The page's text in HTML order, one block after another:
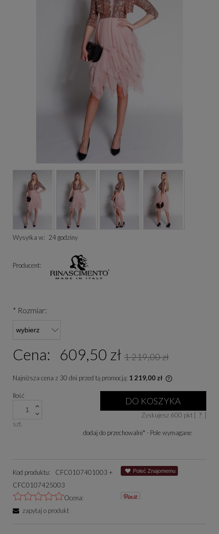
Wysyłka w: 24 godziny
Producent:
* Rozmiar:
Cena: 609,50 zł 1 219,00 zł
Najniższa cena z 30 dni przed tą promocją: 1 219,00 zł
niż 30 dni,
cena od
się w
Ilość
szt.
DO KOSZYKA
Zyskujesz 600 pkt [ ? ]
dodaj do przechowalni* - Pole wymagane
Kod produktu:
CFC0107401003 +
CFC0107425003
Ocena:
zapytaj o produkt
Poleć Znajomemu